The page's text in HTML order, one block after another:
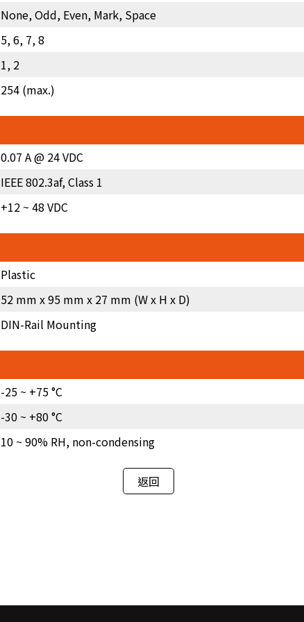
None, Odd, Even, Mark, Space
5, 6, 7, 8
1, 2
254 (max.)
0.07 A @ 24 VDC
IEEE 802.3af, Class 1
+12 ~ 48 VDC
Plastic
52 mm x 95 mm x 27 mm (W x H x D)
DIN-Rail Mounting
-25 ~ +75 °C
-30 ~ +80 °C
10 ~ 90% RH, non-condensing
返回